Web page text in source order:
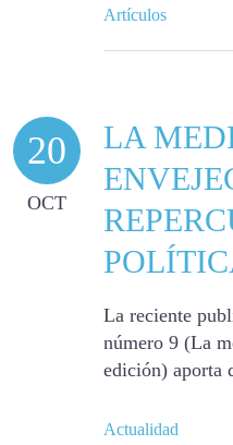
Artículos
20
OCT
LA
La reciente
número 9 (La
edición) aporta
Actualidad